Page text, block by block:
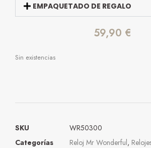
EMPAQUETADO DE REGALO
59,90 €
Sin existencias
SKU
WR50300
Categorías
Reloj Mr Wonderful,